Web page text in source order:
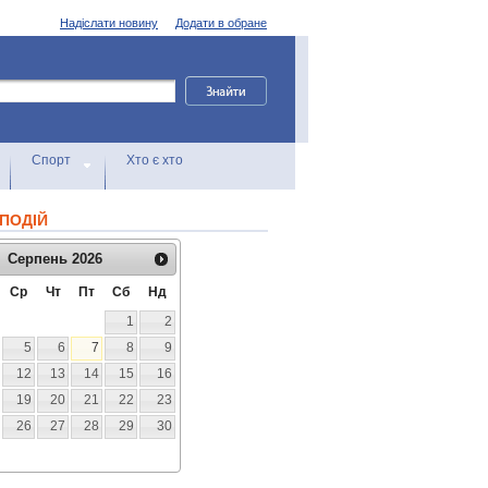
Додати в обране
Надіслати новину
Спорт Хто є хто
Серпень 2026
Ср Чт Пт Сб
Нд
1
2
5 6 7 8
9
12 13 14 15
16
19 20 21 22
23
26 27 28 29
30